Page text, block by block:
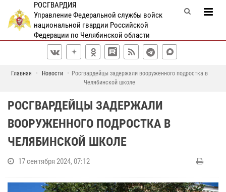
РОСГВАРДИЯ
Управление Федеральной службы войск
национальной гвардии Российской
Федерации по Челябинской области
Главная Новости
Росгвардейцы задержали вооруженного подростка в
Челябинской школе
РОСГВАРДЕЙЦЫ ЗАДЕРЖАЛИ
ВООРУЖЕННОГО ПОДРОСТКА В
ЧЕЛЯБИНСКОЙ ШКОЛЕ
17 сентября 2024, 07:12